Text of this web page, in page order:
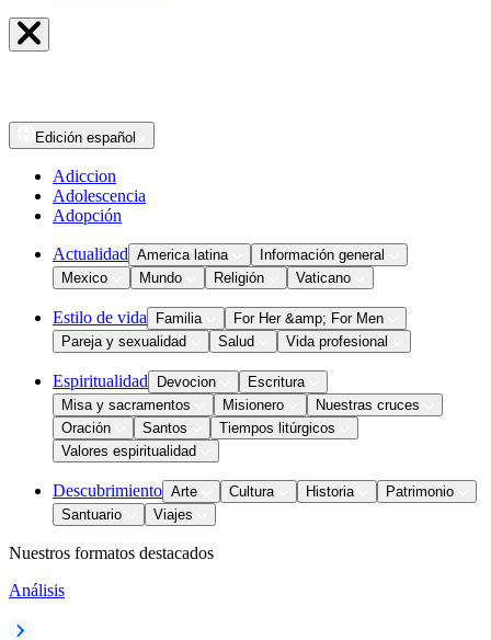
Edición español
Adiccion
Adolescencia
Adopción
Actualidad America latina
Información general
Mexico
Mundo Religión Vaticano
Estilo de vida Familia
For Her &amp; For Men
Pareja y sexualidad
Salud Vida profesional
Espiritualidad Devocion
Escritura
Misa y sacramentos
Misionero
Nuestras cruces
Oración
Santos
Tiempos litúrgicos
Valores espiritualidad
Descubrimiento Arte Cultura Historia
Patrimonio
Santuario
Viajes
Nuestros formatos destacados
Análisis